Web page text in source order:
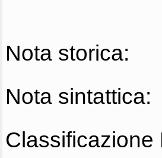
Nota storica:
Nota sintattica:
Classificazione